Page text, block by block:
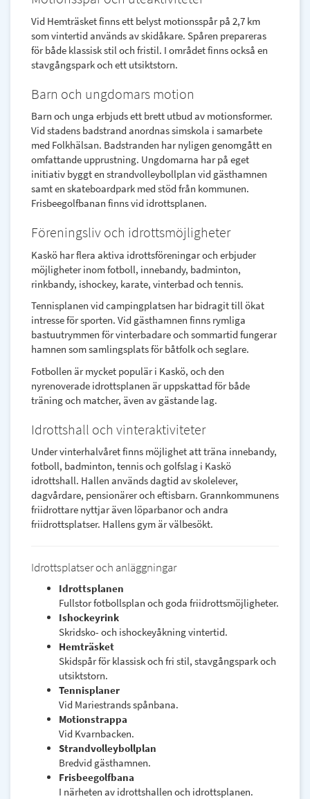
Vid Hemträsket finns ett belyst motionsspår på 2,7 km
som vintertid används av skidåkare. Spåren prepareras
för både klassisk stil och fristil. I området finns också en
stavgångspark och ett utsiktstorn.
Barn och ungdomars motion
Barn och unga erbjuds ett brett utbud av motionsformer.
Vid stadens badstrand anordnas simskola i samarbete
med Folkhälsan. Badstranden har nyligen genomgått en
omfattande upprustning. Ungdomarna har på eget
initiativ byggt en strandvolleybollplan vid gästhamnen
samt en skateboardpark med stöd från kommunen.
Frisbeegolfbanan finns vid idrottsplanen.
Föreningsliv och idrottsmöjligheter
Kaskö har flera aktiva idrottsföreningar och erbjuder
möjligheter inom fotboll, innebandy, badminton,
rinkbandy, ishockey, karate, vinterbad och tennis.
Tennisplanen vid campingplatsen har bidragit till ökat
intresse för sporten. Vid gästhamnen finns rymliga
bastuutrymmen för vinterbadare och sommartid fungerar
hamnen som samlingsplats för båtfolk och seglare.
Fotbollen är mycket populär i Kaskö, och den
nyrenoverade idrottsplanen är uppskattad för både
träning och matcher, även av gästande lag.
Idrottshall och vinteraktiviteter
Under vinterhalvåret finns möjlighet att träna innebandy,
fotboll, badminton, tennis och golfslag i Kaskö
idrottshall. Hallen används dagtid av skolelever,
dagvårdare, pensionärer och eftisbarn. Grannkommunens
friidrottare nyttjar även löparbanor och andra
friidrottsplatser. Hallens gym är välbesökt.
Idrottsplatser och anläggningar
Idrottsplanen
Fullstor fotbollsplan och goda friidrottsmöjligheter.
Ishockeyrink
Skridsko- och ishockeyåkning vintertid.
Hemträsket
Skidspår för klassisk och fri stil, stavgångspark och
utsiktstorn.
Tennisplaner
Vid Mariestrands spånbana.
Motionstrappa
Vid Kvarnbacken.
Strandvolleybollplan
Bredvid gästhamnen.
Frisbeegolfbana
I närheten av idrottshallen och idrottsplanen.